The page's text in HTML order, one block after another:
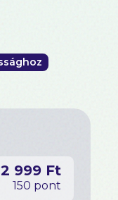
2 999 Ft
150 pont